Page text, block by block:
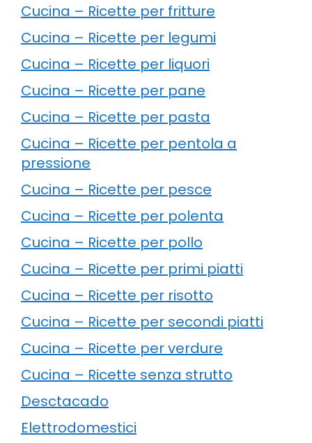
Cucina – Ricette per fritture
Cucina – Ricette per legumi
Cucina – Ricette per liquori
Cucina – Ricette per pane
Cucina – Ricette per pasta
Cucina – Ricette per pentola a
pressione
Cucina – Ricette per pesce
Cucina – Ricette per polenta
Cucina – Ricette per pollo
Cucina – Ricette per primi piatti
Cucina – Ricette per risotto
Cucina – Ricette per secondi piatti
Cucina – Ricette per verdure
Cucina – Ricette senza strutto
Desctacado
Elettrodomestici